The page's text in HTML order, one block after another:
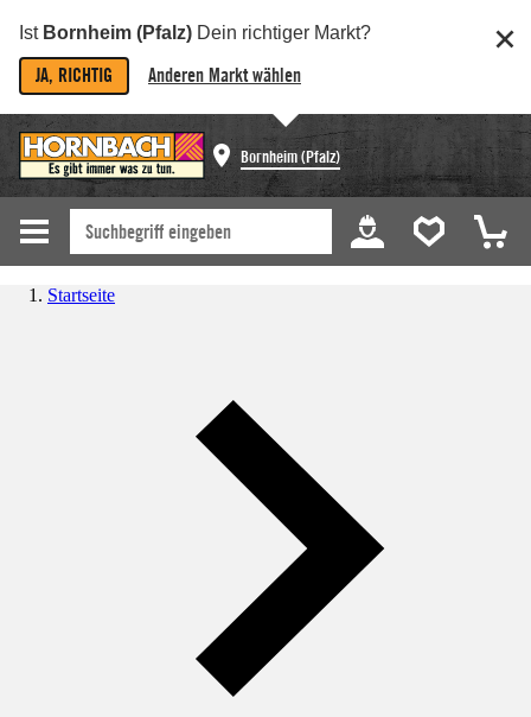
Ist Bornheim (Pfalz) Dein richtiger Markt?
JA, RICHTIG Anderen Markt wählen
Bornheim (Pfalz)
Startseite